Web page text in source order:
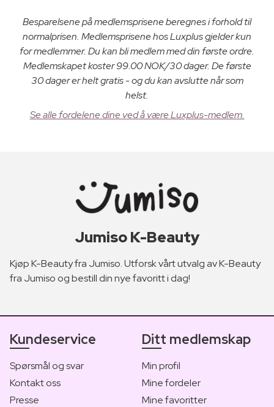
Besparelsene på medlemsprisene beregnes i forhold til
normalprisen. Medlemsprisene hos Luxplus gjelder kun
for medlemmer. Du kan bli medlem med din første ordre.
Medlemskapet koster 99.00 NOK/30 dager. De første
30 dager er helt gratis - og du kan avslutte når som
helst.
Se alle fordelene dine ved å være Luxplus-medlem.
Jumiso K-Beauty
Kjøp K-Beauty fra Jumiso. Utforsk vårt utvalg av K-Beauty
fra Jumiso og bestill din nye favoritt i dag!
Kundeservice
Spørsmål og svar
Kontakt oss
Presse
Ditt medlemskap
Min profil
Mine fordeler
Mine favoritter